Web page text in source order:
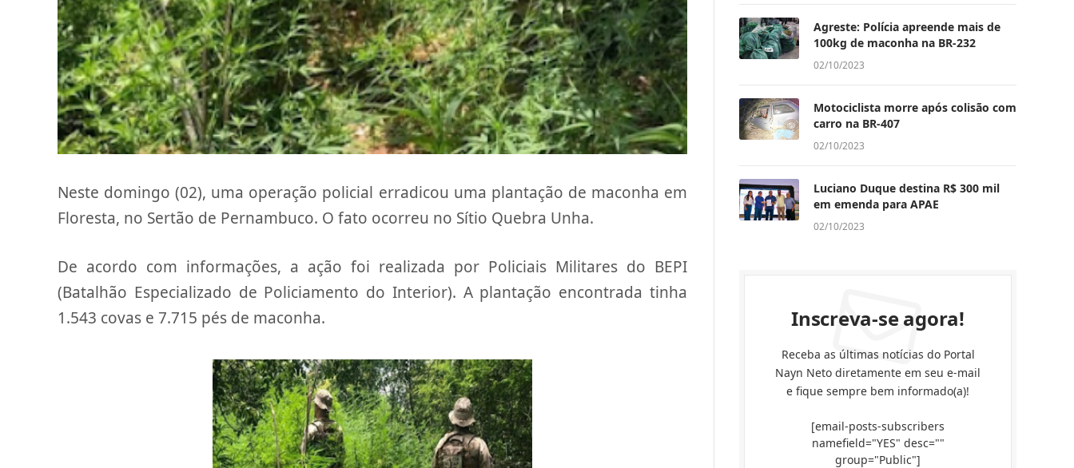
Neste domingo (02), uma operação policial erradicou uma plantação de maconha em
Floresta, no Sertão de Pernambuco. O fato ocorreu no Sítio Quebra Unha.
De acordo com informações, a ação foi realizada por Policiais Militares do BEPI
(Batalhão Especializado de Policiamento do Interior). A plantação encontrada tinha
1.543 covas e 7.715 pés de maconha.
Agreste: Polícia apreende mais de
100kg de maconha na BR-232
02/10/2023
Motociclista morre após colisão com
carro na BR-407
02/10/2023
Luciano Duque destina R$ 300 mil
em emenda para APAE
02/10/2023
Inscreva-se agora!
Receba as últimas notícias do Portal
Nayn Neto diretamente em seu e-mail
e fique sempre bem informado(a)!
[email-posts-subscribers
namefield="YES" desc=""
group="Public"]